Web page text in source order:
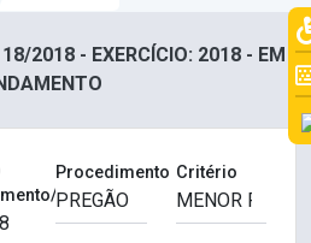
2018 - EXERCÍCIO: 2018 - EM
Ano
Procedimento Critério